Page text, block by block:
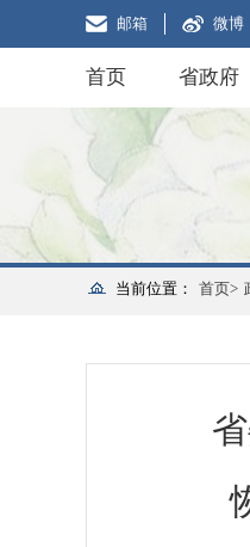
邮箱 微博
首页 省政府
当前位置： 首页>